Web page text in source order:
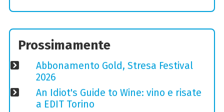
Prossimamente
Abbonamento Gold, Stresa Festival
2026
An Idiot's Guide to Wine: vino e risate
a EDIT Torino